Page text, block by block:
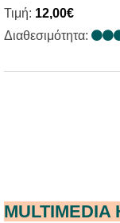
Τιμή: 12,00€
Διαθεσιμότητα:
MULTIMEDIA